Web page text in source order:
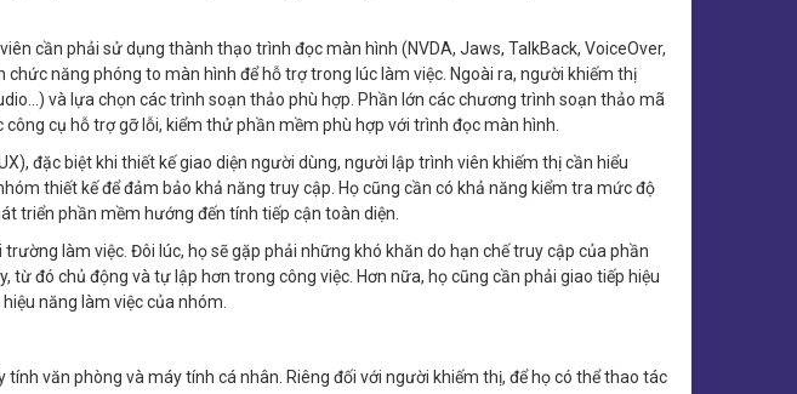
cần phải sử dụng thành thạo trình đọc màn hình (NVDA, Jaws, TalkBack, VoiceOver,
chức năng phóng to màn hình để hỗ trợ trong lúc làm việc. Ngoài ra, người khiếm thị
và lựa chọn các trình soạn thảo phù hợp. Phần lớn các chương trình soạn thảo mã
cụ hỗ trợ gỡ lỗi, kiểm thử phần mềm phù hợp với trình đọc màn hình.
đặc biệt khi thiết kế giao diện người dùng, người lập trình viên khiếm thị cần hiểu
thiết kế để đảm bảo khả năng truy cập. Họ cũng cần có khả năng kiểm tra mức độ
triển phần mềm hướng đến tính tiếp cận toàn diện.
làm việc. Đôi lúc, họ sẽ gặp phải những khó khăn do hạn chế truy cập của phần
đó chủ động và tự lập hơn trong công việc. Hơn nữa, họ cũng cần phải giao tiếp hiệu
năng làm việc của nhóm.
văn phòng và máy tính cá nhân. Riêng đối với người khiếm thị, để họ có thể thao tác